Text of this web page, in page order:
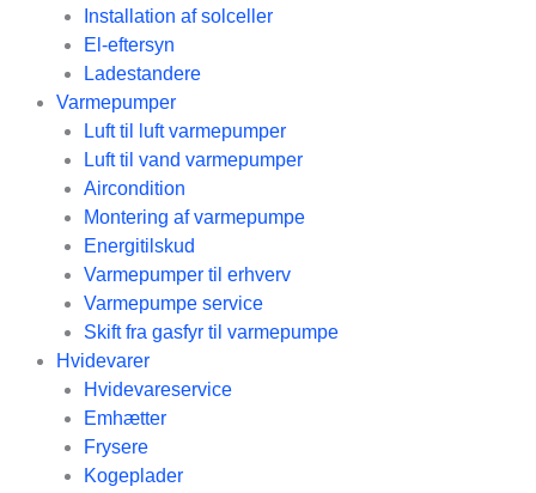
Installation af solceller
El-eftersyn
Ladestandere
Varmepumper
Luft til luft varmepumper
Luft til vand varmepumper
Aircondition
Montering af varmepumpe
Energitilskud
Varmepumper til erhverv
Varmepumpe service
Skift fra gasfyr til varmepumpe
Hvidevarer
Hvidevareservice
Emhætter
Frysere
Kogeplader